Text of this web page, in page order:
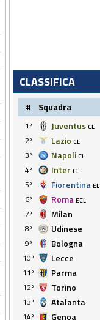
CLASSIFICA
# Squadra
1º Juventus CL
2º
Lazio CL
3º
Napoli CL
4º
Inter CL
5º
Fiorentina EL
6º
Roma ECL
7º
Milan
8º
Udinese
9º
Bologna
10º
Lecce
11º
Parma
12º
Torino
13º
Atalanta
14º
Genoa